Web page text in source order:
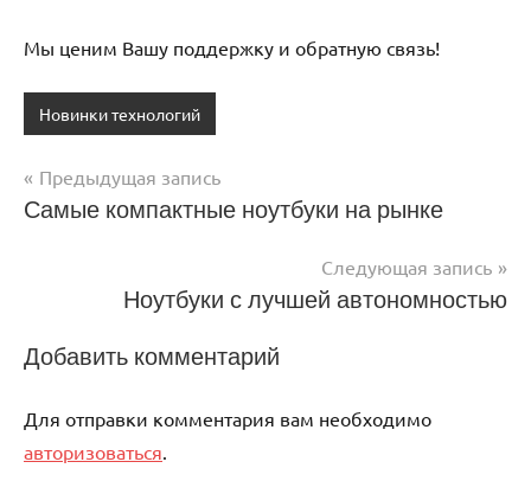
Мы ценим Вашу поддержку и обратную связь!
Новинки технологий
Навигация
записям
Предыдущая запись
Самые компактные ноутбуки на рынке
Следующая запись
Ноутбуки с лучшей автономностью
Добавить комментарий
Для отправки комментария вам необходимо
авторизоваться.